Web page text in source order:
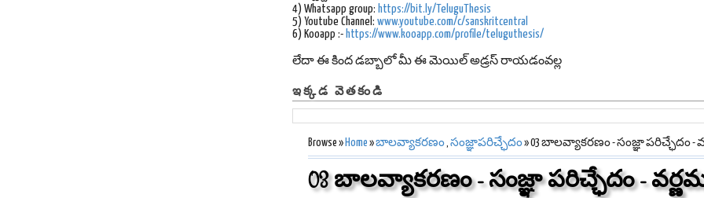
4) Whatsapp group: https://bit.ly/TeluguThesis
5) Youtube Channel: www.youtube.com/c/sanskritcentral
6) Kooapp :- https://www.kooapp.com/profile/teluguthesis/
లేదా ఈ కింద డబ్బాలో మీ ఈ మెయిల్ అడ్రస్ రాయడంవల్ల
ఇక్కడ వెతకండి
Browse » Home »బాలవ్యాకరణం, సంజ్ఞాపరిచ్ఛేదం» 03 బాలవ్యాకరణం - సంజ్ఞా పరిచ్ఛేదం -
03 బాలవ్యాకరణం - సంజ్ఞా పరిచ్ఛేదం -